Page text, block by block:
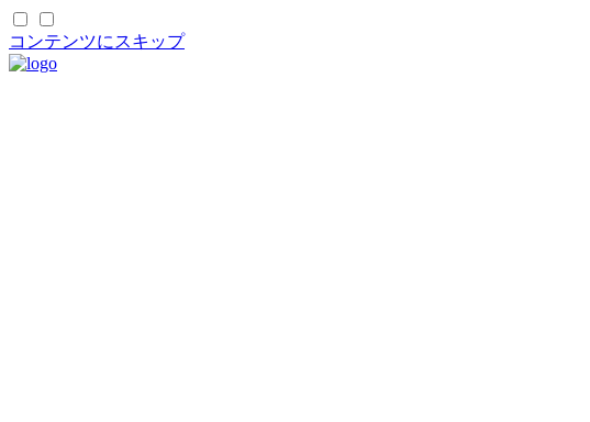
コンテンツにスキップ